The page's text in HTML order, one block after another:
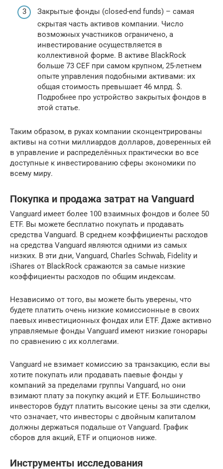
Закрытые фонды (closed-end funds) – самая
скрытая часть активов компании. Число
возможных участников ограничено, а
инвестирование осуществляется в
коллективной форме. В активе BlackRock
больше 73 CEF при самом крупном, 25-летнем
опыте управления подобными активами: их
общая стоимость превышает 46 млрд. $.
Подробнее про устройство закрытых фондов в
этой статье.
Таким образом, в руках компании сконцентрированы
активы на сотни миллиардов долларов, доверенных ей
в управление и распределённых практически во все
доступные к инвестированию сферы экономики по
всему миру.
Покупка и продажа затрат на Vanguard
Vanguard имеет более 100 взаимных фондов и более 50
ETF. Вы можете бесплатно покупать и продавать
средства Vanguard. В среднем коэффициенты расходов
на средства Vanguard являются одними из самых
низких. В эти дни, Vanguard, Charles Schwab, Fidelity и
iShares от BlackRock сражаются за самые низкие
коэффициенты расходов по общим индексам.
Независимо от того, вы можете быть уверены, что
будете платить очень низкие комиссионные в своих
паевых инвестиционных фондах или ETF. Даже активно
управляемые фонды Vanguard имеют низкие гонорары
по сравнению с их коллегами.
Vanguard не взимает комиссию за транзакцию, если вы
хотите покупать или продавать паевые фонды у
компаний за пределами группы Vanguard, но они
взимают плату за покупку акций и ETF. Большинство
инвесторов будут платить высокие цены за эти сделки,
что означает, что инвесторы с двойным капиталом
должны держаться подальше от Vanguard. График
сборов для акций, ETF и опционов ниже.
Инструменты исследования